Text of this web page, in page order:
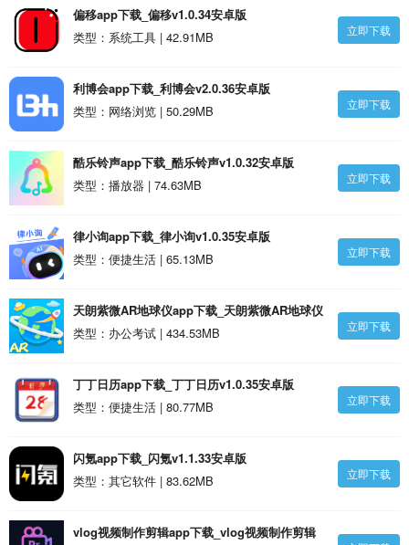
偏移app下载_偏移v1.0.34安卓版
类型：系统工具 | 42.91MB
立即下载
利博会app下载_利博会v2.0.36安卓版
类型：网络浏览 | 50.29MB
立即下载
酷乐铃声app下载_酷乐铃声v1.0.32安卓版
类型：播放器 | 74.63MB
立即下载
律小询app下载_律小询v1.0.35安卓版
类型：便捷生活 | 65.13MB
立即下载
天朗紫微AR地球仪app下载_天朗紫微AR地球仪
v1.0.34安卓版
类型：办公考试 | 434.53MB 立即下载
丁丁日历app下载_丁丁日历v1.0.35安卓版
类型：便捷生活 | 80.77MB
立即下载
闪氪app下载_闪氪v1.1.33安卓版
类型：其它软件 | 83.62MB
立即下载
vlog视频制作剪辑app下载_vlog视频制作剪辑